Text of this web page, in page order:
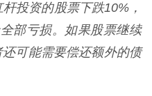
投资的股票下跌10%，
部亏损。如果股票继续
可能需要偿还额外的债